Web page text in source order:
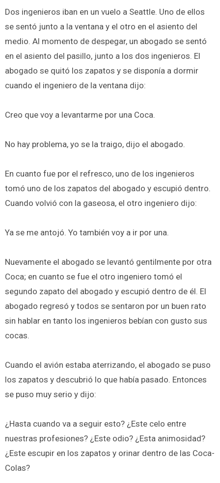
Dos ingenieros iban en un vuelo a Seattle. Uno de ellos
se sentó junto a la ventana y el otro en el asiento del
medio. Al momento de despegar, un abogado se sentó
en el asiento del pasillo, junto a los dos ingenieros. El
abogado se quitó los zapatos y se disponía a dormir
cuando el ingeniero de la ventana dijo:
Creo que voy a levantarme por una Coca.
No hay problema, yo se la traigo, dijo el abogado.
En cuanto fue por el refresco, uno de los ingenieros
tomó uno de los zapatos del abogado y escupió dentro.
Cuando volvió con la gaseosa, el otro ingeniero dijo:
Ya se me antojó. Yo también voy a ir por una.
Nuevamente el abogado se levantó gentilmente por otra
Coca; en cuanto se fue el otro ingeniero tomó el
segundo zapato del abogado y escupió dentro de él. El
abogado regresó y todos se sentaron por un buen rato
sin hablar en tanto los ingenieros bebían con gusto sus
cocas.
Cuando el avión estaba aterrizando, el abogado se puso
los zapatos y descubrió lo que había pasado. Entonces
se puso muy serio y dijo:
¿Hasta cuando va a seguir esto? ¿Este celo entre
nuestras profesiones? ¿Este odio? ¿Esta animosidad?
¿Este escupir en los zapatos y orinar dentro de las Coca-
Colas?